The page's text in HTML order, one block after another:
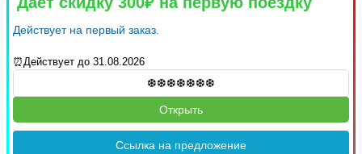
Действует на первый заказ.
⏰Действует до 31.08.2026
Открыть
Ссылка на предложение